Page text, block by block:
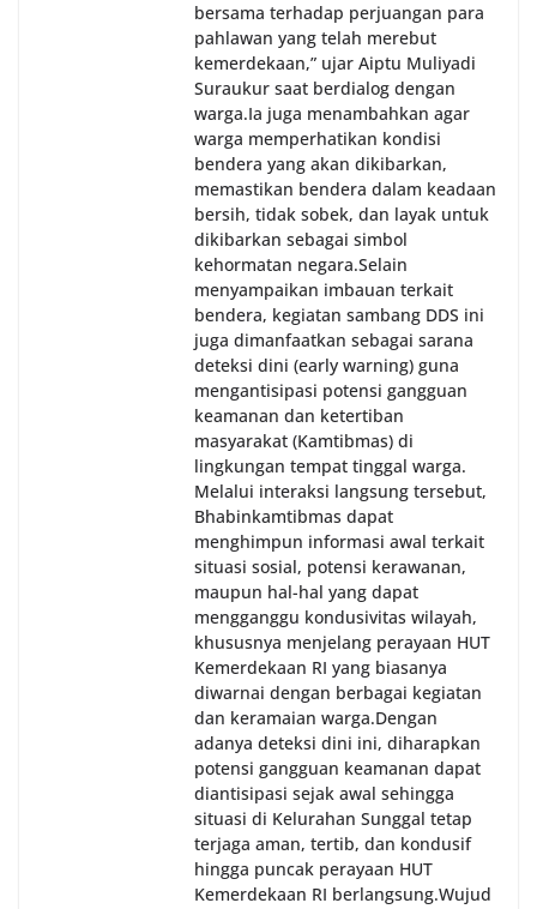
bersama terhadap perjuangan para
pahlawan yang telah merebut
kemerdekaan,” ujar Aiptu Muliyadi
Suraukur saat berdialog dengan
warga.‎‎Ia juga menambahkan agar
warga memperhatikan kondisi
bendera yang akan dikibarkan,
memastikan bendera dalam keadaan
bersih, tidak sobek, dan layak untuk
dikibarkan sebagai simbol
kehormatan negara.‎‎‎Selain
menyampaikan imbauan terkait
bendera, kegiatan sambang DDS ini
juga dimanfaatkan sebagai sarana
deteksi dini (early warning) guna
mengantisipasi potensi gangguan
keamanan dan ketertiban
masyarakat (Kamtibmas) di
lingkungan tempat tinggal warga.
Melalui interaksi langsung tersebut,
Bhabinkamtibmas dapat
menghimpun informasi awal terkait
situasi sosial, potensi kerawanan,
maupun hal-hal yang dapat
mengganggu kondusivitas wilayah,
khususnya menjelang perayaan HUT
Kemerdekaan RI yang biasanya
diwarnai dengan berbagai kegiatan
dan keramaian warga.‎‎Dengan
adanya deteksi dini ini, diharapkan
potensi gangguan keamanan dapat
diantisipasi sejak awal sehingga
situasi di Kelurahan Sunggal tetap
terjaga aman, tertib, dan kondusif
hingga puncak perayaan HUT
Kemerdekaan RI berlangsung.‎‎Wujud